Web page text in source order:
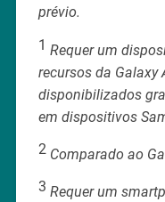
prévio.
1 Requer um
recursos da Galaxy
disponibilizados
em dispositivos
2Comparado ao
3 Requer um